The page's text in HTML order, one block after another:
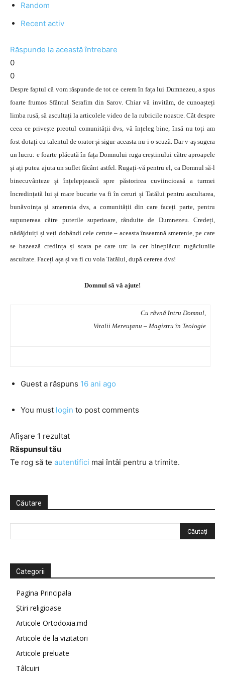
Random
Recent activ
Răspunde la această întrebare
0
0
Despre faptul că vom răspunde de tot ce cerem în fața lui Dumnezeu, a spus
foarte frumos Sfântul Serafim din Sarov. Chiar vă invităm, de cunoașteți
limba rusă, să ascultați la articolele video de la rubricile noastre. Cât despre
ceea ce privește preotul comunității dvs, vă înțeleg bine, însă nu toți am
fost dotați cu talentul de orator și sigur aceasta nu-i o scuză. Dar v-aș sugera
un lucru: e foarte plăcută în fața Domnului ruga creștinului către aproapele
și ați putea ajuta un suflet făcânt astfel. Rugați-vă pentru el, ca Domnul să-l
binecuvânteze și înțelepțească spre păstorirea cuviincioasă a turmei
încredințată lui și mare bucurie va fi în ceruri și Tatălui pentru ascultarea,
bunăvoința și smerenia dvs, a comunității din care faceți parte, pentru
supunereaa către puterile superioare, rânduite de Dumnezeu. Credeți,
nădăjduiți și veți dobândi cele cerute – aceasta înseamnă smerenie, pe care
se bazează credința și scara pe care urc la cer bineplăcut rugăciunile
ascultate. Faceți așa și va fi cu voia Tatălui, după cererea dvs!
Domnul să vă ajute!
Cu râvnă întru Domnul,
Vitalii Mereuţanu – Magistru în Teologie
Guest a răspuns 16 ani ago
You must login to post comments
Afișare 1 rezultat
Răspunsul tău
Te rog să te autentifici mai întâi pentru a trimite.
Căutare
Categorii
Pagina Principala
Știri religioase
Articole Ortodoxia.md
Articole de la vizitatori
Articole preluate
Tâlcuiri